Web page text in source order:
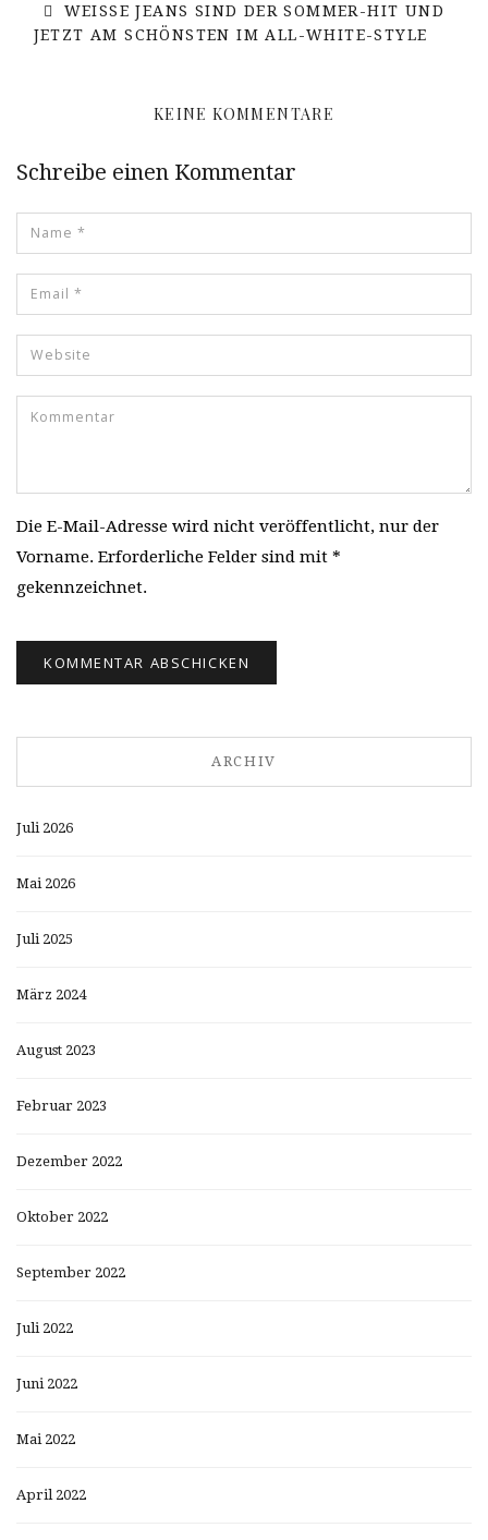
WEISSE JEANS SIND DER SOMMER-HIT UND
JETZT AM SCHÖNSTEN IM ALL-WHITE-STYLE
KEINE KOMMENTARE
Schreibe einen Kommentar
Die E-Mail-Adresse wird nicht veröffentlicht, nur der
Vorname. Erforderliche Felder sind mit *
gekennzeichnet.
ARCHIV
Juli 2026
Mai 2026
Juli 2025
März 2024
August 2023
Februar 2023
Dezember 2022
Oktober 2022
September 2022
Juli 2022
Juni 2022
Mai 2022
April 2022